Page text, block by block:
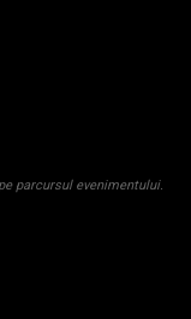
parcursul evenimentului.